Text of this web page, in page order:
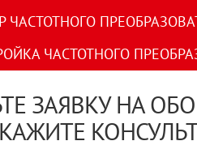
ЧАСТОТНОГО
ЧАСТОТНОГО
ЗАЯВКУ НА